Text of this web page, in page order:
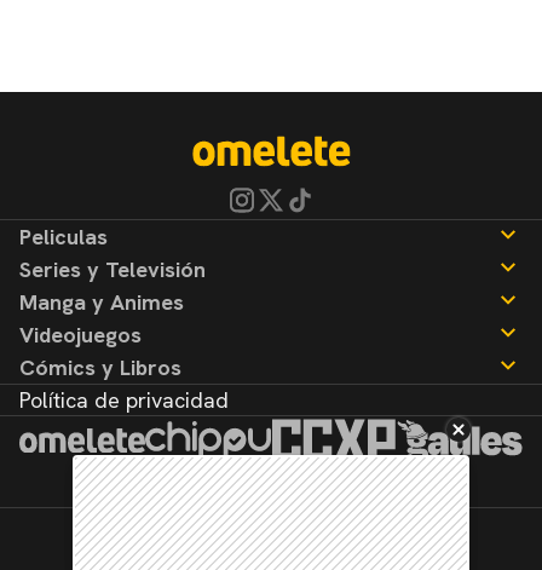
Peliculas
Noticias
Reseñas
Series y Televisión
Noticias
Reseñas
Manga y Animes
Noticias
Reseñas
Videojuegos
Noticias
Reseñas
Cómics y Libros
Noticias
Reseñas
Política de privacidad
©2026. Todos los derechos reservados.